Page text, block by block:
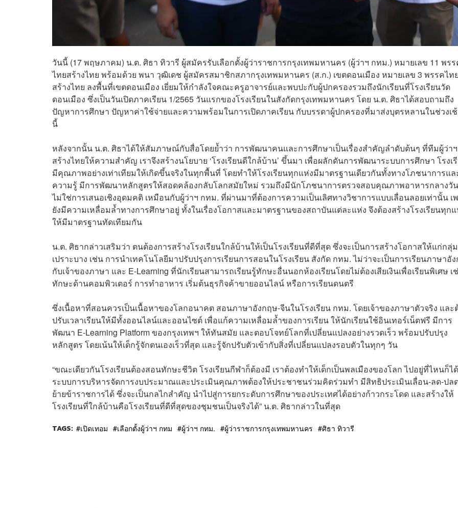
วันนี้ (17 พฤษภาคม) น.ต. ศิธา ทิวารี ผู้สมัครรับเลือกตั้งผู้ว่าราชการกรุงเทพมหานคร (ผู้ว่าฯ กทม.) หมายเลข 11 พร
ไทยสร้างไทย พร้อมด้วย พนา วุฒิเดช ผู้สมัครสมาชิกสภากรุงเทพมหานคร (ส.ก.) เขตดอนเมือง หมายเลข 3 พรรคไท
สร้างไทย ลงพื้นที่เขตดอนเมือง เยี่ยมให้กำลังใจคณะครูอาจารย์และพบปะกับผู้ปกครองรวมถึงนักเรียนที่โรงเรียนวัด
ดอนเมือง ซึ่งเป็นวันเปิดภาคเรียน 1/2565 วันแรกของโรงเรียนในสังกัดกรุงเทพมหานคร โดย น.ต. ศิธาได้สอบถามถึง
ปัญหาการศึกษา ปัญหาค่าใช้จ่ายและความพร้อมในการเปิดภาคเรียน กับบรรดาผู้ปกครองที่มาส่งบุตรหลานในช่วงเ
นี้
หลังจากนั้น น.ต. ศิธาได้ให้สัมภาษณ์กับสื่อโดยย้ำว่า การพัฒนาคนและการศึกษาเป็นเรื่องสำคัญลำดับต้นๆ ที่ทีมผู้ว่า
สร้างไทยให้ความสำคัญ เราจึงสร้างนโยบาย ‘โรงเรียนดีใกล้บ้าน’ ขึ้นมา เพื่อผลักดันการพัฒนาระบบการศึกษา โรงเ
มีคุณภาพอย่างเท่าเทียมให้เกิดขึ้นจริงในทุกพื้นที่ โดยทำให้โรงเรียนทุกแห่งมีมาตรฐานเดียวกันทั้งทางโภชนาการแล
ความรู้ มีการพัฒนาหลักสูตรให้สอดคล้องกลับโลกสมัยใหม่ รวมถึงมีนักโภชนาการตรวจสอบคุณภาพอาหารกลางวั
ไม่ใช่การเสนอเชิงอุดมคติ เหมือนกับผู้ว่าฯ กทม. ที่ผ่านมาที่ต้องการความเป็นเลิศทางวิชาการแบบเลื่อนลอยเท่านั้น เ
ยังมีความเหลื่อมล้ำทางการศึกษาอยู่ ทั้งในเรื่องโอกาสและมาตรฐานของสถาบันแต่ละแห่ง จึงต้องสร้างโรงเรียนทุก
ให้มีมาตรฐานทัดเทียมกัน
น.ต. ศิธากล่าวเสริมว่า ตนต้องการสร้างโรงเรียนใกล้บ้านให้เป็นโรงเรียนที่ดีที่สุด ซึ่งจะเป็นการสร้างโอกาสให้แก่กลุ่ม
เปราะบาง เช่น การนำเทคโนโลยีมาปรับปรุงการเรียนการสอนในโรงเรียน สังกัด กทม. ไม่ว่าจะเป็นการเรียนภาษาอั
กับเจ้าของภาษา และ E-Learning ที่นักเรียนสามารถเรียนรู้ทักษะอื่นนอกห้องเรียนโดยไม่ต้องเสียเงินเพื่อเรียนพิเศษ เ
ทักษะด้านคอมพิวเตอร์ การทำอาหาร เริ่มต้นธุรกิจค้าขายออนไลน์ หรือการเรียนดนตรี
ซึ่งเนื้อหาที่สอนควรเป็นเนื้อหาของโลกอนาคต สอนภาษาอังกฤษ-จีนในโรงเรียน กทม. โดยเจ้าของภาษาตัวจริง และ
ปรับเวลาเรียนให้มีทั้งออนไลน์และออนไซต์ เพื่อแก้ความเหลื่อมล้ำของการเรียน ให้นักเรียนใช้อินเทอร์เน็ตฟรี มีการ
พัฒนา E-Learning Platform ของกรุงเทพฯ ให้ทันสมัย และตอบโจทย์โลกที่เปลี่ยนแปลงอย่างรวดเร็ว พร้อมปรับปรุง
หลักสูตร โดยเน้นให้เด็กรู้จักตนเองเร็วที่สุด และรู้จักปรับตัวเข้ากับสิ่งที่เปลี่ยนแปลงรอบตัวในทุกๆ วัน
“ขณะเดียวกันโรงเรียนต้องสอนทักษะชีวิต โรงเรียนกีฬาก็ต้องมี เราต้องทำให้เด็กเป็นพลเมืองของโลก ไปอยู่ที่ไหนก็ได้
ระบบการบริหารจัดการงบประมาณและประเมินคุณภาพต้องให้ประชาชนร่วมคิดร่วมทำ มีสิทธิประเมินเลื่อน-ลด-ปล
ย้ายข้าราชการได้ ซึ่งจะเป็นกลไกสำคัญ นำไปสู่การยกระดับการศึกษาของประเทศได้อย่างก้าวกระโดด และสร้างให้
โรงเรียนที่ใกล้บ้านคือโรงเรียนที่ดีที่สุดของชุมชนเป็นจริงได้” น.ต. ศิธากล่าวในที่สุด
TAGS: เปิดเทอม เลือกตั้งผู้ว่าฯ กทม ผู้ว่าฯ กทม. ผู้ว่าราชการกรุงเทพมหานคร ศิธา ทิวารี